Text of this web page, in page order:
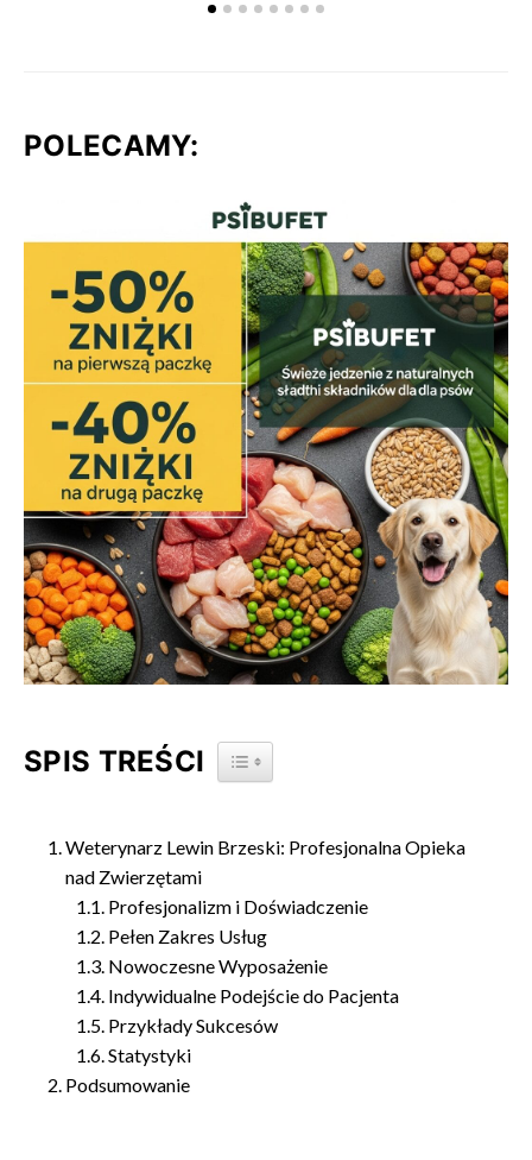
POLECAMY:
SPIS TREŚCI TOGGLE TABLE OF CONTENT
Weterynarz Lewin Brzeski: Profesjonalna Opieka
nad Zwierzętami
Profesjonalizm i Doświadczenie
Pełen Zakres Usług
Nowoczesne Wyposażenie
Indywidualne Podejście do Pacjenta
Przykłady Sukcesów
Statystyki
Podsumowanie